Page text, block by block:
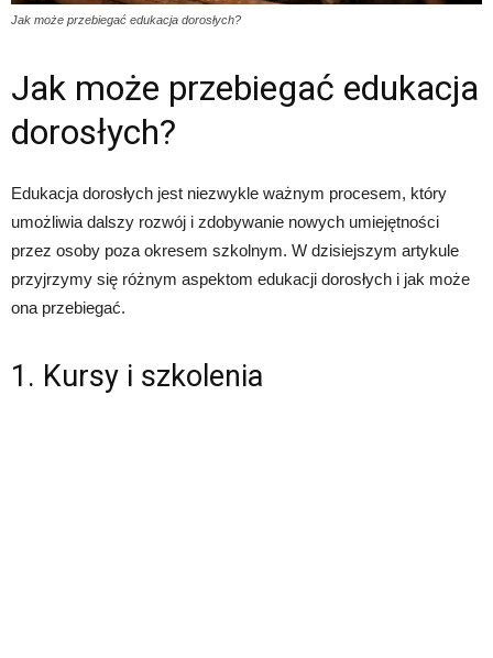
Jak może przebiegać edukacja dorosłych?
Jak może przebiegać edukacja
dorosłych?
Edukacja dorosłych jest niezwykle ważnym procesem, który
umożliwia dalszy rozwój i zdobywanie nowych umiejętności
przez osoby poza okresem szkolnym. W dzisiejszym artykule
przyjrzymy się różnym aspektom edukacji dorosłych i jak może
ona przebiegać.
1. Kursy i szkolenia